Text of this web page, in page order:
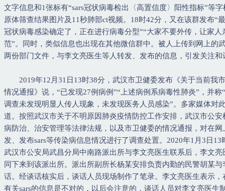
文字信息和1张标有“sars冠状病毒检出〈高置信度〉阳性指标”等
原体筛查结果图片及11秒肺部ct视频。18时42分，又在该群发布“
冠状病毒感染确定了，正在进行病毒分型”“大家不要外传，让家人
范”。同时，类似信息也出现在其他微信群中。被人上传到网上的
两份部门文件，与李文亮医生等人转发、发布的信息，引发关注和
2019年12月31日13时38分，武汉市卫健委发布《关于当前我
情况通报》说，“已发现27例病例”“上述病例系病毒性肺炎”，并称
调查未发现明显人传人现象，未发现医务人员感染”。多家媒体对
道。按照武汉市关于不明原因肺炎疫情防控工作安排，武汉市公安
病防治、治安管理等法律法规，以及市卫健委的情况通报，对在网
发、发布sars等传染病信息情况进行了调查处置。2020年1月3日13
武汉市公安局武昌分局中南路派出所与李文亮医生联系后，李文亮
同下来到该派出所。派出所副所长杨某安排负责内勤的民警胡某与
话。经谈话核实后，谈话人员现场制作了笔录。李文亮医生表示，
有关sars的信息是不对的，以后会注意的，谈话人员对李文亮医生